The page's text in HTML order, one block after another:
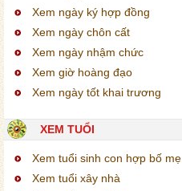
Xem ngày ký hợp đồng
Xem ngày chôn cất
Xem ngày nhậm chức
Xem giờ hoàng đạo
Xem ngày tốt khai trương
XEM TUỔI
Xem tuổi sinh con hợp bố mẹ
Xem tuổi xây nhà